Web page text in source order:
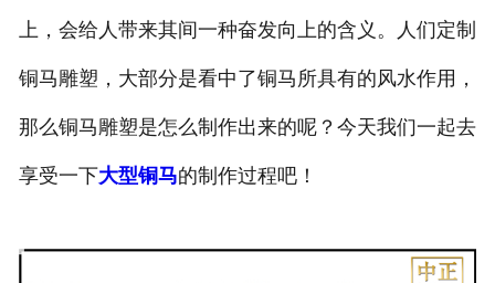
联系我们
上，会给人带来其间一种奋发向上的含义。人们定制
铜马雕塑，大部分是看中了铜马所具有的风水作用，
那么铜马雕塑是怎么制作出来的呢？今天我们一起去
享受一下大型铜马的制作过程吧！